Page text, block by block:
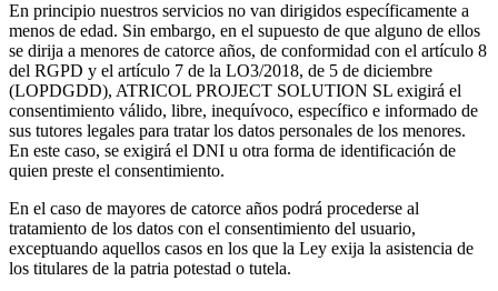
En principio nuestros servicios no van dirigidos específicamente a
menos de edad. Sin embargo, en el supuesto de que alguno de ellos
se dirija a menores de catorce años, de conformidad con el artículo 8
del RGPD y el artículo 7 de la LO3/2018, de 5 de diciembre
(LOPDGDD), ATRICOL PROJECT SOLUTION SL exigirá el
consentimiento válido, libre, inequívoco, específico e informado de
sus tutores legales para tratar los datos personales de los menores.
En este caso, se exigirá el DNI u otra forma de identificación de
quien preste el consentimiento.
En el caso de mayores de catorce años podrá procederse al
tratamiento de los datos con el consentimiento del usuario,
exceptuando aquellos casos en los que la Ley exija la asistencia de
los titulares de la patria potestad o tutela.